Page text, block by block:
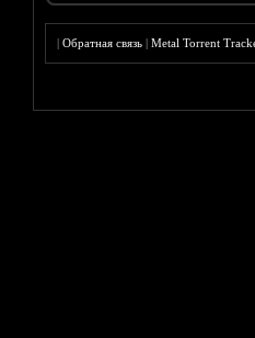
|Обратная связь |Metal Torrent